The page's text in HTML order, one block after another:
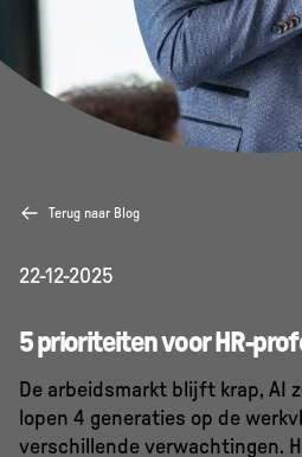
Terug naar Blog
22-12-2025
5 prioriteiten voor HR-
De arbeidsmarkt blijft krap, AI
lopen 4 generaties op de
verschillende verwachtingen.